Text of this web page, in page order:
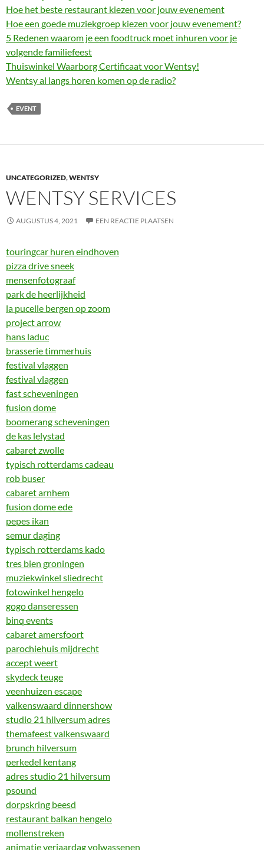
Hoe het beste restaurant kiezen voor jouw evenement
Hoe een goede muziekgroep kiezen voor jouw evenement?
5 Redenen waarom je een foodtruck moet inhuren voor je
volgende familiefeest
Thuiswinkel Waarborg Certificaat voor Wentsy!
Wentsy al langs horen komen op de radio?
EVENT
UNCATEGORIZED,WENTSY
WENTSY SERVICES
AUGUSTUS 4, 2021 EEN REACTIE PLAATSEN
touringcar huren eindhoven
pizza drive sneek
mensenfotograaf
park de heerlijkheid
la pucelle bergen op zoom
project arrow
hans laduc
brasserie timmerhuis
festival vlaggen
festival vlaggen
fast scheveningen
fusion dome
boomerang scheveningen
de kas lelystad
cabaret zwolle
typisch rotterdams cadeau
rob buser
cabaret arnhem
fusion dome ede
pepes ikan
semur daging
typisch rotterdams kado
tres bien groningen
muziekwinkel sliedrecht
fotowinkel hengelo
gogo danseressen
binq events
cabaret amersfoort
parochiehuis mijdrecht
accept weert
skydeck teuge
veenhuizen escape
valkenswaard dinnershow
studio 21 hilversum adres
themafeest valkenswaard
brunch hilversum
perkedel kentang
adres studio 21 hilversum
psound
dorpskring beesd
restaurant balkan hengelo
mollenstreken
animatie verjaardag volwassenen